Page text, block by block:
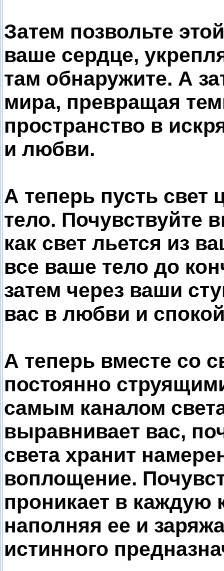
Затем позвольте
ваше сердце,
там обнаружите. А
мира, превращая
пространство в
и любви.
А теперь пусть свет
тело. Почувствуйте
как свет льется из
все ваше тело до
затем через ваши
вас в любви и
А теперь вместе со
постоянно
самым каналом
выравнивает вас,
света хранит
воплощение.
проникает в каждую
наполняя ее и
истинного